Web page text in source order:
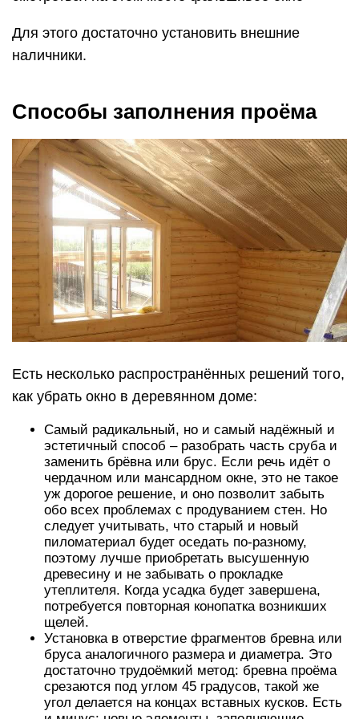
Для этого достаточно установить внешние
наличники.
Способы заполнения проёма
Есть несколько распространённых решений того,
как убрать окно в деревянном доме:
Самый радикальный, но и самый надёжный и
эстетичный способ – разобрать часть сруба и
заменить брёвна или брус. Если речь идёт о
чердачном или мансардном окне, это не такое
уж дорогое решение, и оно позволит забыть
обо всех проблемах с продуванием стен. Но
следует учитывать, что старый и новый
пиломатериал будет оседать по-разному,
поэтому лучше приобретать высушенную
древесину и не забывать о прокладке
утеплителя. Когда усадка будет завершена,
потребуется повторная конопатка возникших
щелей.
Установка в отверстие фрагментов бревна или
бруса аналогичного размера и диаметра. Это
достаточно трудоёмкий метод: бревна проёма
срезаются под углом 45 градусов, такой же
угол делается на концах вставных кусков. Есть